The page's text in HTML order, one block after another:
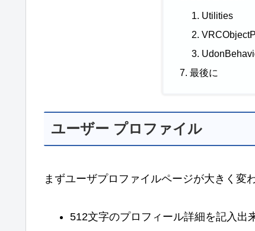
Utilities
最後に
ユーザー プロファイル
まずユーザプロファイルページが大きく変
512文字のプロフィール詳細を記入出